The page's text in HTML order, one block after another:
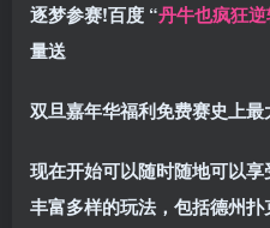
逐梦参赛!百度 “丹牛也疯狂
量送
双旦嘉年华福利免费赛史上最
现在开始可以随时随地可以
丰富多样的玩法，包括德州